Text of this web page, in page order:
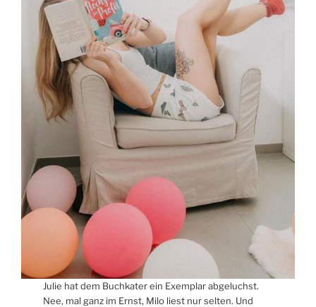
Julie hat dem Buchkater ein Exemplar abgeluchst.
Nee, mal ganz im Ernst, Milo liest nur selten. Und